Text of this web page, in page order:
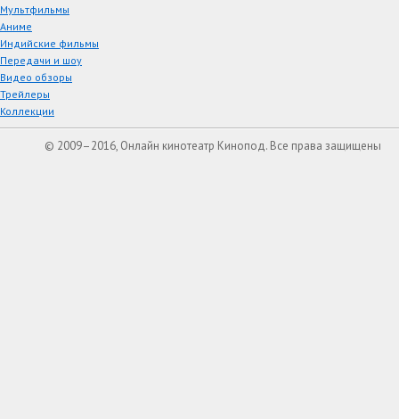
Мультфильмы
Аниме
Индийские фильмы
Передачи и шоу
Видео обзоры
Трейлеры
Коллекции
© 2009–2016, Онлайн кинотеатр Кинопод. Все права защищены